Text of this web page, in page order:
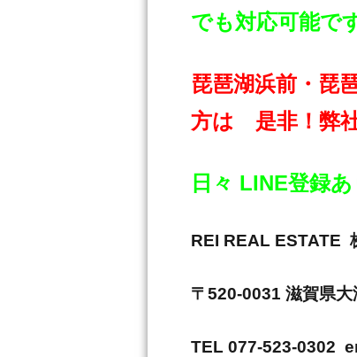
でも対応可能で
琵琶湖浜前・琵
方は 是非！弊
日々 LINE登録
REI REAL
〒520-0031 滋賀県
TEL 077-523-0302